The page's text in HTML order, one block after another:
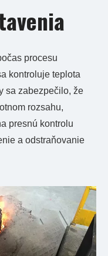
procesu
kontroluje teplota
sa zabezpečilo, že
rozsahu,
presnú kontrolu
a odstraňovanie